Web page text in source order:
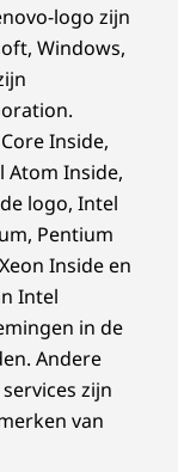
op BIOS-
Bovendien
van
van het
logo zijn
Windows,
Inside,
Atom Inside,
logo, Intel
Pentium
Inside en
Intel
in de
Andere
zijn
van